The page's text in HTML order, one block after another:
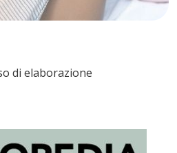
di elaborazione